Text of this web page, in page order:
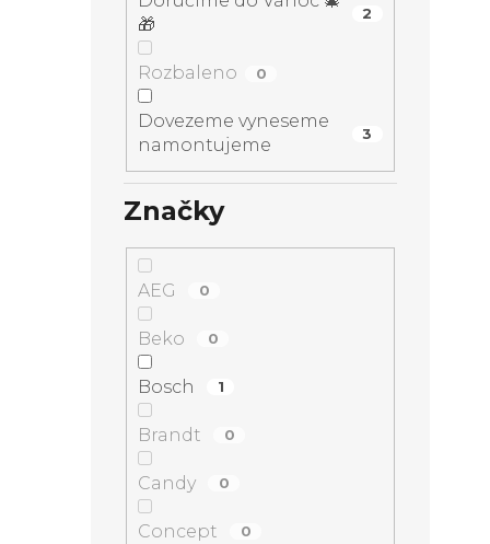
🎁
2
Rozbaleno 0
Dovezeme vyneseme
namontujeme
3
Značky
AEG 0
Beko 0
Bosch 1
Brandt 0
Candy 0
Concept 0